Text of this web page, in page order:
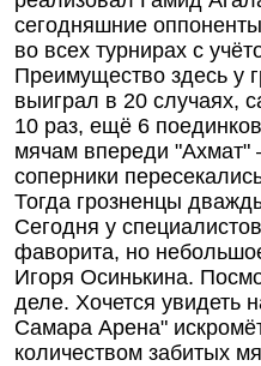
сегодняшние
во всех турнирах с
Преимущество здесь у
выиграл в 20 случаях,
10 раз, ещё 6
мячам впереди
соперники
Тогда грозненцы
Сегодня у
фаворита, но
Игоря Осинькина.
деле. Хочется увидеть
Самара Арена"
количеством забитых